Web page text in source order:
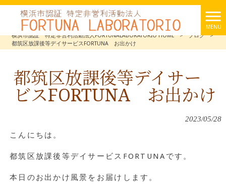
MENU
横浜市認証 特定非営利活動法人FORTUNALABORATORIO HOME
> ブログ
>
都筑区放課後等デイサービスFORTUNA お出かけ
都筑区放課後等デイサー
ビスFORTUNA お出かけ
2023/05/28
こんにちは。
都筑区放課後等デイサービスFORTUNAです。
本日のお出かけ風景をお届けします。